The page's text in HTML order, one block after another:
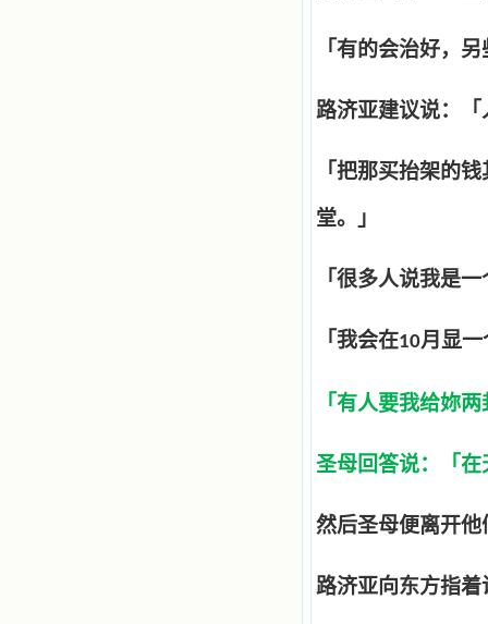
「有的会治好，
路济亚建议说：
「把那买抬架的
堂。」
「很多人说我是
「我会在10月显
「有人要我给妳
圣母回答说：「
然后圣母便离开他
路济亚向东方指